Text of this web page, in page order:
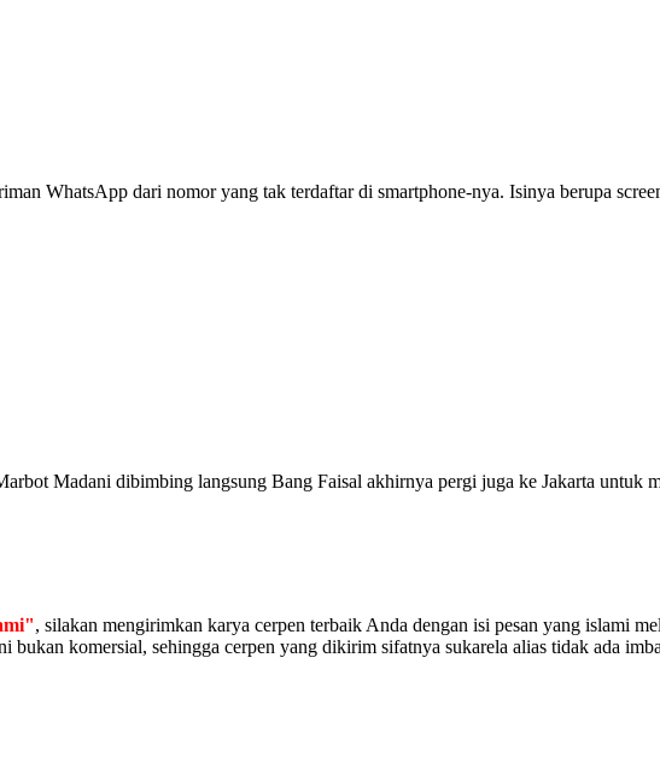
WhatsApp dari nomor yang tak terdaftar di smartphone-nya. Isinya berupa
Madani dibimbing langsung Bang Faisal akhirnya pergi juga ke Jakarta
, silakan mengirimkan karya cerpen terbaik Anda dengan isi pesan yang islami
bukan komersial, sehingga cerpen yang dikirim sifatnya sukarela alias tidak ada